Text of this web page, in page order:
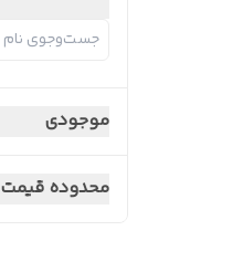
موجودی
محدوده قیمت